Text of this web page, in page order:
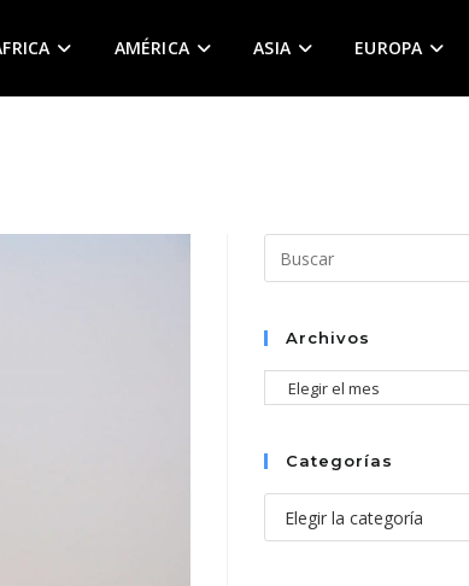
AMÉRICA ASIA EUROPA
Archivos
Archivos
Categorías
Categorías